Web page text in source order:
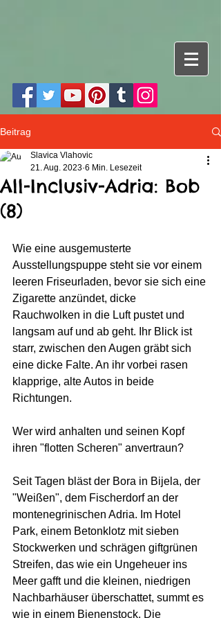
Beitrag
All-Inclusiv-Adria: Bob
(8)
Slavica Vlahovic
21. Aug. 2023 6 Min. Lesezeit
Wie eine ausgemusterte
Ausstellungspuppe steht sie vor einem
leeren Friseurladen, bevor sie sich eine
Zigarette anzündet, dicke
Rauchwolken in die Luft pustet und
langsam auf und ab geht. Ihr Blick ist
starr, zwischen den Augen gräbt sich
eine dicke Falte. An ihr vorbei rasen
klapprige, alte Autos in beide
Richtungen.
Wer wird anhalten und seinen Kopf
ihren "flotten Scheren" anvertraun?
Seit Tagen bläst der Bora in Bijela, der
"Weißen", dem Fischerdorf an der
montenegrinischen Adria. Im Hotel
Park, einem Betonklotz mit sieben
Stockwerken und schrägen giftgrünen
Streifen, das wie ein Ungeheuer ins
Meer gafft und die kleinen, niedrigen
Nachbarhäuser überschattet, summt es
wie in einem Bienenstock. Die